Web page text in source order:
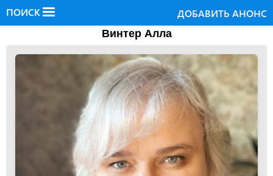
ПОИСК ДОБАВИТЬ АНОНС
Винтер Алла